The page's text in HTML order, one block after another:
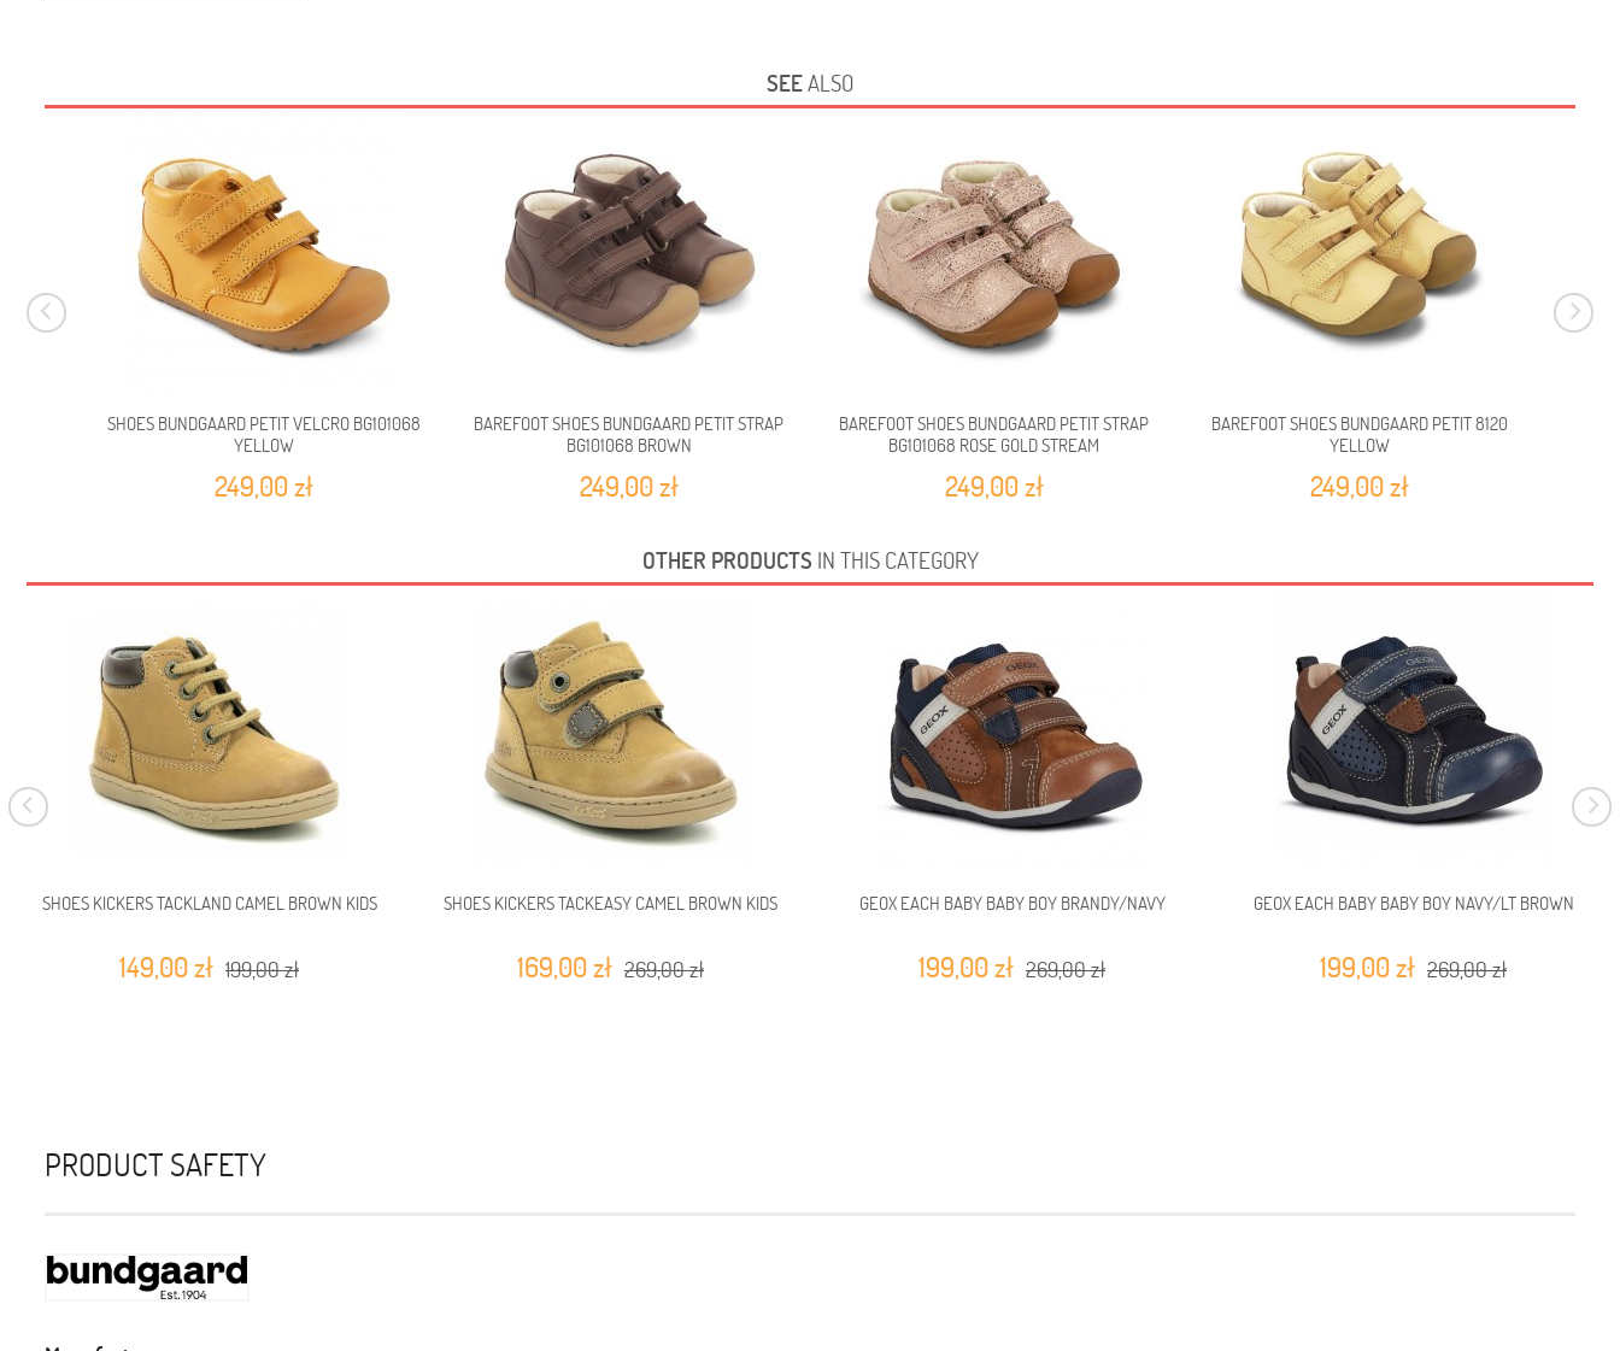
SEEALSO
SHOES BUNDGAARD PETIT VELCRO BG101068
YELLOW
249,00 zł
BAREFOOT SHOES BUNDGAARD PETIT STRAP
BG101068 BROWN
249,00 zł
BAREFOOT SHOES BUNDGAARD PETIT STRAP
BG101068 ROSE GOLD STREAM
249,00 zł
BAREFOOT SHOES BUNDGAARD PETIT 8120
YELLOW
249,00 zł
OTHER PRODUCTS IN THIS CATEGORY
SHOES KICKERS TACKLAND CAMEL BROWN KIDS
149,00 zł 199,00 zł
SHOES KICKERS TACKEASY CAMEL BROWN KIDS
169,00 zł 269,00 zł
GEOX EACH BABY BABY BOY BRANDY/NAVY
199,00 zł 269,00 zł
GEOX EACH BABY BABY BOY NAVY/LT BROWN
199,00 zł 269,00 zł
PRODUCT SAFETY